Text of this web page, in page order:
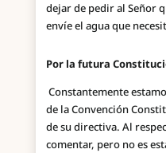
dejar de pedir al Señor
envíe el agua que
Por la futura
Constantemente
de la Convención
de su directiva. Al
comentar, pero no es